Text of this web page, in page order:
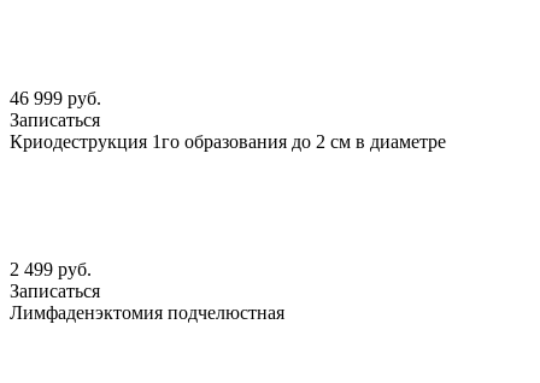
46 999 руб.
Записаться
Криодеструкция 1го образования до 2 см в диаметре
2 499 руб.
Записаться
Лимфаденэктомия подчелюстная